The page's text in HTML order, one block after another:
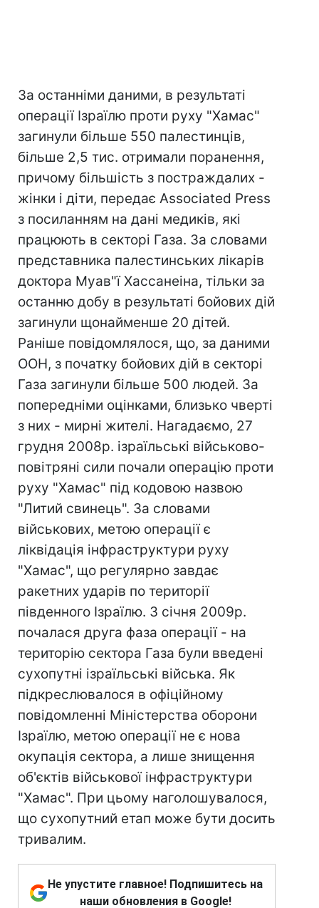
За останніми даними, в результаті
операції Ізраїлю проти руху "Хамас"
загинули більше 550 палестинців,
більше 2,5 тис. отримали поранення,
причому більшість з постраждалих -
жінки і діти, передає Associated Press
з посиланням на дані медиків, які
працюють в секторі Газа. За словами
представника палестинських лікарів
доктора Муав"ї Хассанеіна, тільки за
останню добу в результаті бойових дій
загинули щонайменше 20 дітей.
Раніше повідомлялося, що, за даними
ООН, з початку бойових дій в секторі
Газа загинули більше 500 людей. За
попередніми оцінками, близько чверті
з них - мирні жителі. Нагадаємо, 27
грудня 2008р. ізраїльські військово-
повітряні сили почали операцію проти
руху "Хамас" під кодовою назвою
"Литий свинець". За словами
військових, метою операції є
ліквідація інфраструктури руху
"Хамас", що регулярно завдає
ракетних ударів по території
південного Ізраїлю. 3 січня 2009р.
почалася друга фаза операції - на
територію сектора Газа були введені
сухопутні ізраїльські війська. Як
підкреслювалося в офіційному
повідомленні Міністерства оборони
Ізраїлю, метою операції не є нова
окупація сектора, а лише знищення
об'єктів військової інфраструктури
"Хамас". При цьому наголошувалося,
що сухопутний етап може бути досить
тривалим.
Не упустите главное! Подпишитесь на
наши обновления в Google!